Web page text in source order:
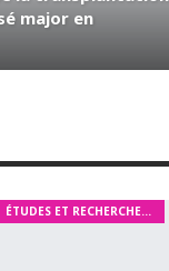
major en
ÉTUDES ET RECHERCHES MÉDICALES